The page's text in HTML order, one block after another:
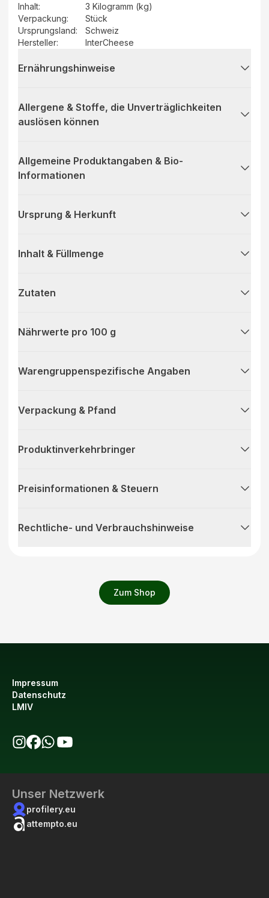
Zum Shop
Inhalt:
3 Kilogramm (kg)
Verpackung:
Stück
Ursprungsland:
Schweiz
Hersteller: InterCheese
Ernährungshinweise
Allergene & Stoffe, die Unverträglichkeiten
auslösen können
Allgemeine Produktangaben & Bio-
Informationen
Ursprung & Herkunft
Inhalt & Füllmenge
Zutaten
Nährwerte pro 100 g
Warengruppenspezifische Angaben
Verpackung & Pfand
Produktinverkehrbringer
Preisinformationen & Steuern
Rechtliche- und Verbrauchshinweise
Impressum
Datenschutz
LMIV
Unser Netzwerk
profilery.eu
attempto.eu